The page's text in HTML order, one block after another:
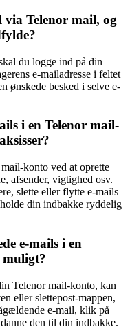
via Telenor mail, og
du logge ind på din
e-mailadresse i feltet
ønskede besked i selve e-
i en Telenor mail-
konto ved at oprette
afsender, vigtighed osv.
slette eller flytte e-mails
din indbakke ryddelig
e-mails i en
muligt?
Telenor mail-konto, kan
eller slettepost-mappen,
e-mail, klik på
den til din indbakke.